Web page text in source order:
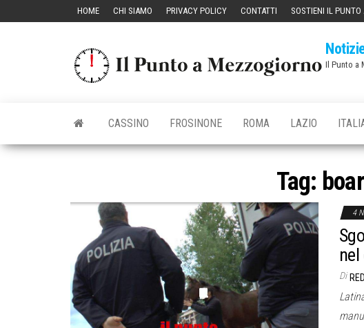
HOME CHI SIAMO PRIVACY POLICY CONTATTI SOSTIENI IL PUNTO
Il Punto a
CASSINO FROSINONE ROMA LAZIO
Tag:
4
Di